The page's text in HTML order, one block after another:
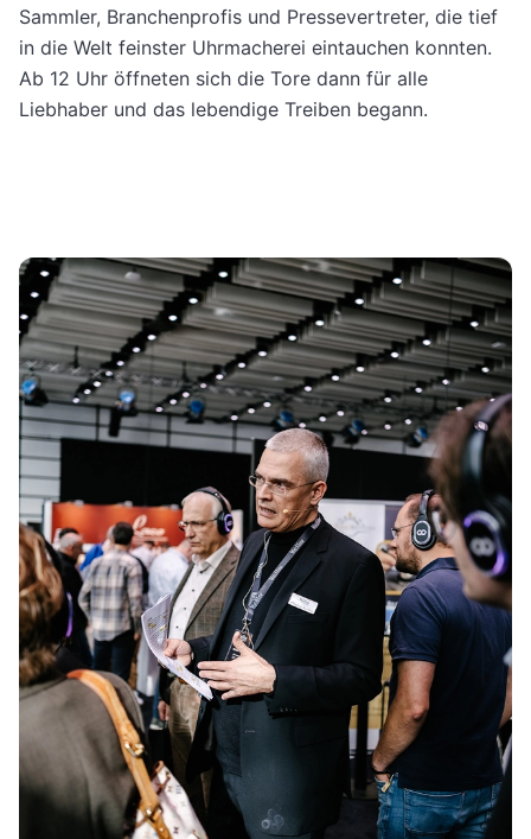
Sammler, Branchenprofis und Pressevertreter, die tief
in die Welt feinster Uhrmacherei eintauchen konnten.
Ab 12 Uhr öffneten sich die Tore dann für alle
Liebhaber und das lebendige Treiben begann.